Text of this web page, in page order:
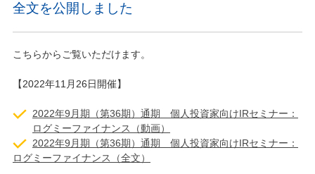
全文を公開しました
こちらからご覧いただけます。
【2022年11月26日開催】
2022年9月期（第36期）通期 個人投資家向けIRセミナー：
ログミーファイナンス（動画）
2022年9月期（第36期）通期 個人投資家向けIRセミナー：
ログミーファイナンス（全文）